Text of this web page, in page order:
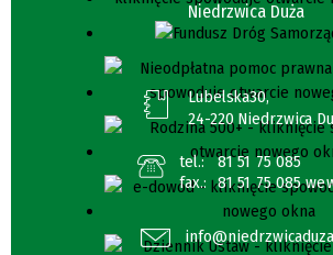
Niedrzwica Duża
Lubelska30,
24-220 Niedrzwica
tel.:
81 51 75 085
fax.:
81 51 75 085